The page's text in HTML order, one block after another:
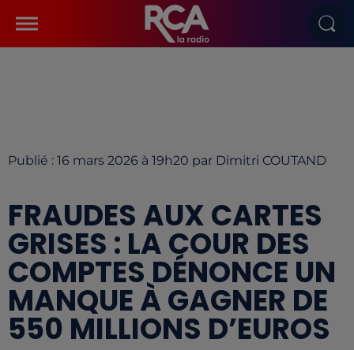
Publié : 16 mars 2026 à 19h20 par Dimitri COUTAND
FRAUDES AUX CARTES
GRISES : LA COUR DES
COMPTES DÉNONCE UN
MANQUE À GAGNER DE
550 MILLIONS D’EUROS